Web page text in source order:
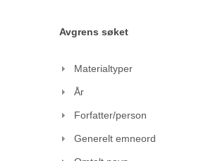
Avgrens søket
Materialtyper
År
Forfatter/person
Generelt emneord